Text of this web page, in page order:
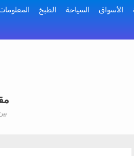
الأسواق السياحة الطبخ